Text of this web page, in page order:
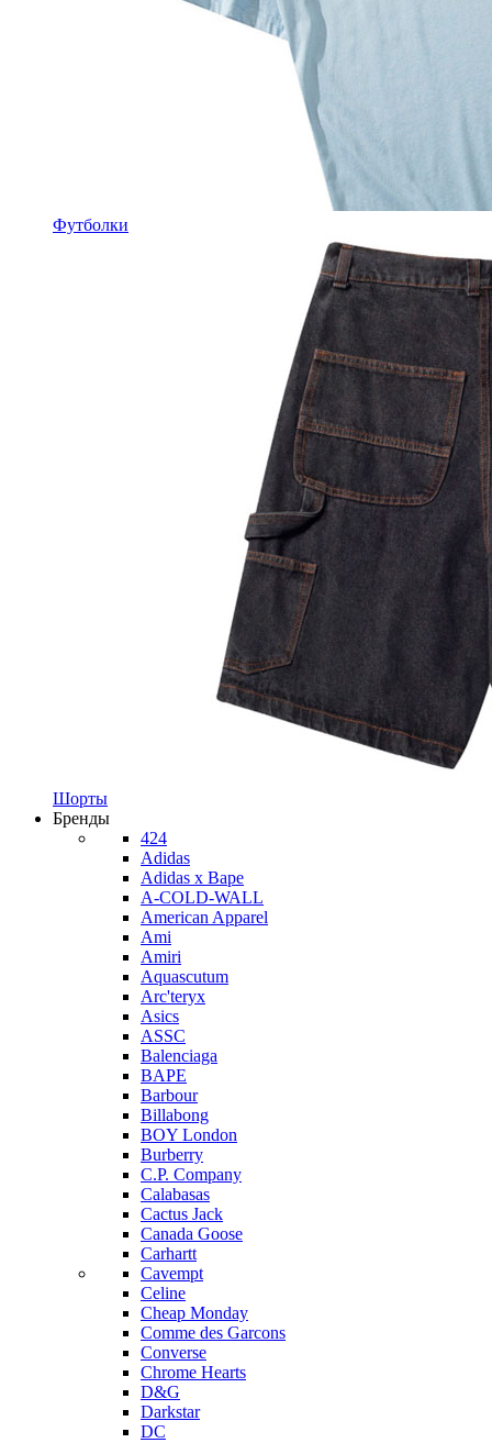
Футболки
Шорты
Бренды
424
Adidas
Adidas x Bape
A-COLD-WALL
American Apparel
Ami
Amiri
Aquascutum
Arc'teryx
Asics
ASSC
Balenciaga
BAPE
Barbour
Billabong
BOY London
Burberry
C.P. Company
Calabasas
Cactus Jack
Canada Goose
Carhartt
Cavempt
Celine
Cheap Monday
Comme des Garcons
Converse
Chrome Hearts
D&G
Darkstar
DC